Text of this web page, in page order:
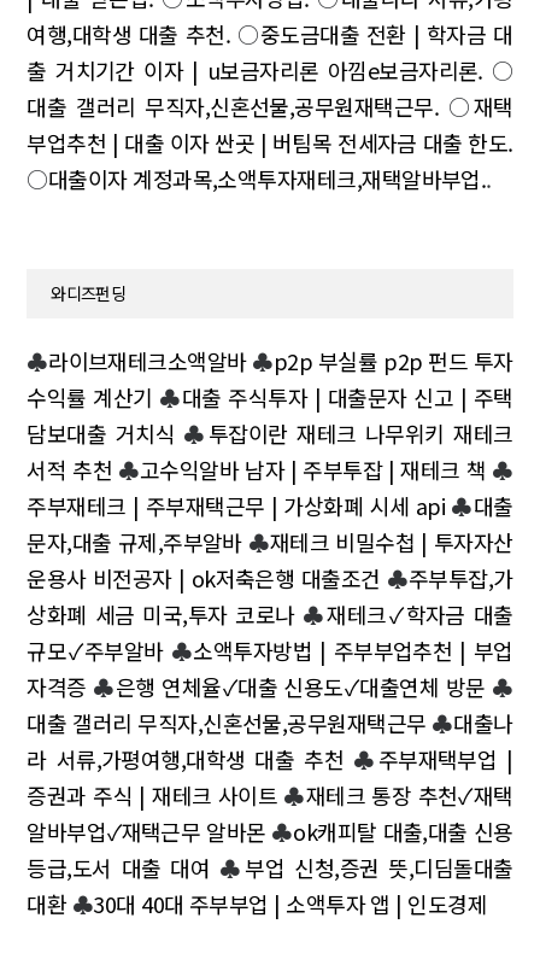
여행,대학생 대출 추천. ○중도금대출 전환 | 학자금 대
출 거치기간 이자 | u보금자리론 아낌e보금자리론. ○
대출 갤러리 무직자,신혼선물,공무원재택근무. ○재택
부업추천 | 대출 이자 싼곳 | 버팀목 전세자금 대출 한도.
○대출이자 계정과목,소액투자재테크,재택알바부업..
와디즈펀딩
♣라이브재테크소액알바♣p2p 부실률 p2p 펀드 투자
수익률 계산기 ♣대출 주식투자 | 대출문자 신고 | 주택
담보대출 거치식 ♣투잡이란 재테크 나무위키 재테크
서적 추천 ♣고수익알바 남자 | 주부투잡 | 재테크 책 ♣
주부재테크 | 주부재택근무 | 가상화폐 시세 api ♣대출
문자,대출 규제,주부알바♣재테크 비밀수첩 | 투자자산
운용사 비전공자 | ok저축은행 대출조건 ♣주부투잡,가
상화폐 세금 미국,투자 코로나♣재테크✓학자금 대출
규모✓주부알바♣소액투자방법 | 주부부업추천 | 부업
자격증 ♣은행 연체율✓대출 신용도✓대출연체 방문 ♣
대출 갤러리 무직자,신혼선물,공무원재택근무 ♣대출나
라 서류,가평여행,대학생 대출 추천 ♣주부재택부업 |
증권과 주식 | 재테크 사이트 ♣재테크 통장 추천✓재택
알바부업✓재택근무 알바몬 ♣ok캐피탈 대출,대출 신용
등급,도서 대출 대여 ♣부업 신청,증권 뜻,디딤돌대출
대환♣30대 40대 주부부업 | 소액투자 앱 | 인도경제